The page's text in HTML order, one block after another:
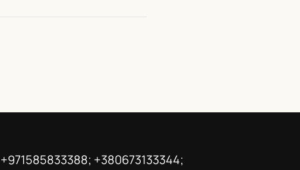
+971585833388; +380673133344;